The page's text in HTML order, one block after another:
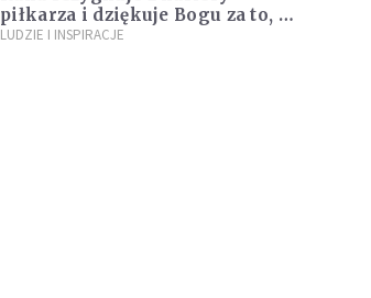
piłkarza i dziękuje Bogu za to, że
zawsze jest przy nim
LUDZIE I INSPIRACJE